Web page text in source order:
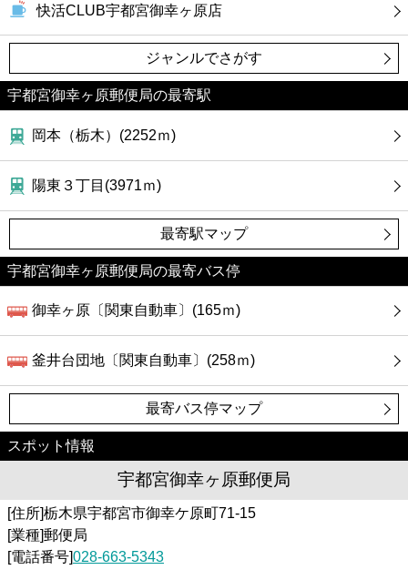
銀行
病院
ホテル
快活CLUB宇都宮御幸ヶ原店
ジャンルでさがす
宇都宮御幸ヶ原郵便局の最寄駅
岡本（栃木）(2252ｍ)
陽東３丁目(3971ｍ)
最寄駅マップ
宇都宮御幸ヶ原郵便局の最寄バス停
御幸ヶ原〔関東自動車〕(165ｍ)
釜井台団地〔関東自動車〕(258ｍ)
最寄バス停マップ
スポット情報
宇都宮御幸ヶ原郵便局
[住所]栃木県宇都宮市御幸ケ原町71-15
[業種]郵便局
[電話番号]028-663-5343